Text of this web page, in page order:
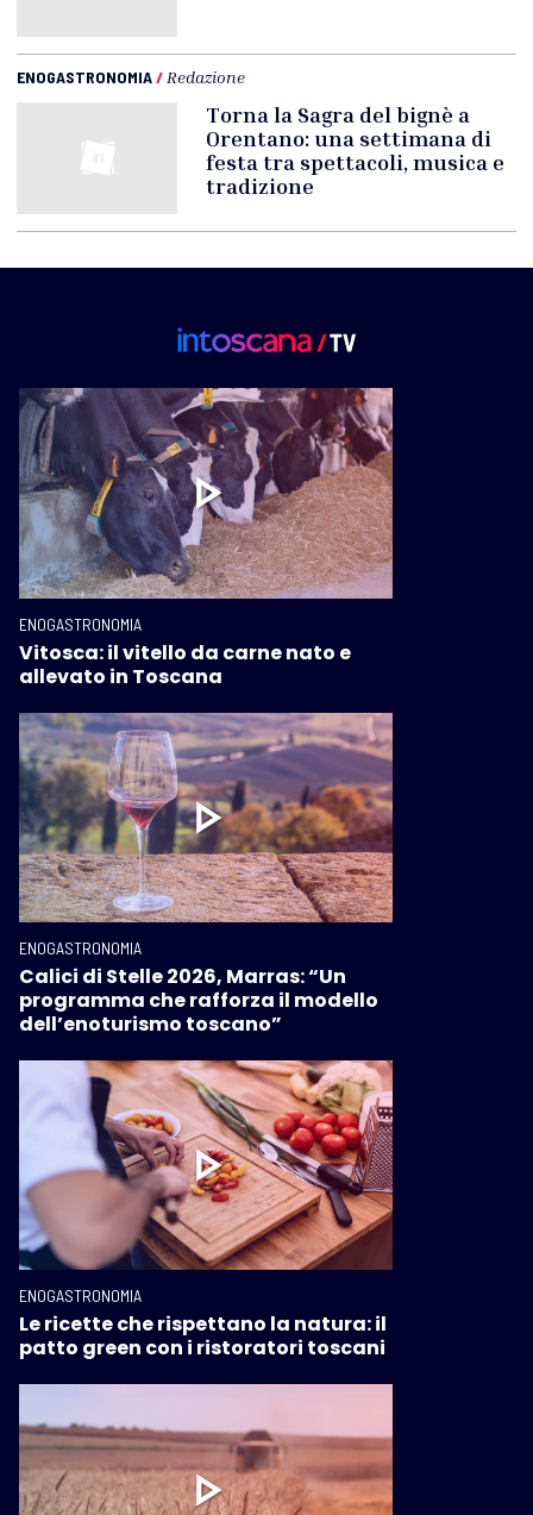
ENOGASTRONOMIA/ Redazione
Torna la Sagra del bignè a
Orentano: una settimana di
festa tra spettacoli, musica e
tradizione
ENOGASTRONOMIA
Vitosca: il vitello da carne nato e
allevato in Toscana
ENOGASTRONOMIA
Calici di Stelle 2026, Marras: “Un
programma che rafforza il modello
dell’enoturismo toscano”
ENOGASTRONOMIA
Le ricette che rispettano la natura: il
patto green con i ristoratori toscani